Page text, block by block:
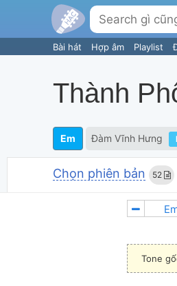
Bài hát Hợp âm Playlist
Thành
Em Đàm Vĩnh Hưng
Chọn phiên bản 52
Tone